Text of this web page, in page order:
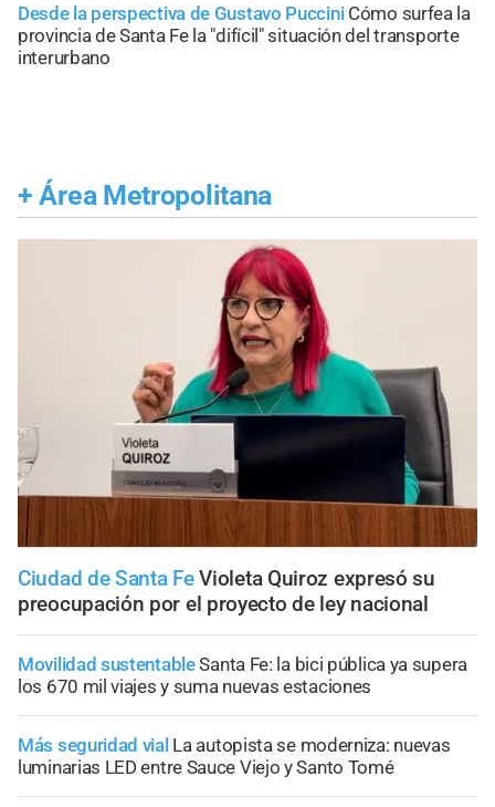
Desde la perspectiva de Gustavo Puccini Cómo surfea la
provincia de Santa Fe la "difícil" situación del transporte
interurbano
+ Área Metropolitana
Ciudad de Santa Fe Violeta Quiroz expresó su
preocupación por el proyecto de ley nacional
Movilidad sustentableSanta Fe: la bici pública ya supera
los 670 mil viajes y suma nuevas estaciones
Más seguridad vial La autopista se moderniza: nuevas
luminarias LED entre Sauce Viejo y Santo Tomé